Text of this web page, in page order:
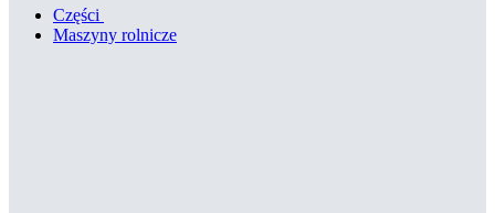
Części
Maszyny rolnicze